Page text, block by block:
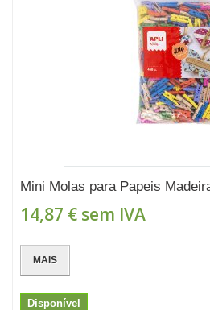
Mini Molas para Papeis
14,87 € sem IVA
MAIS
Disponível